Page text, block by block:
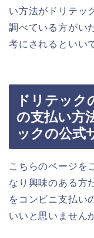
い方法がドリテッ
調べている方がい
考にされるといい
ドリテッ
の支払い方
ックの公式
こちらのページを
なり興味のある方
をコンビニ支払い
いいと思いません